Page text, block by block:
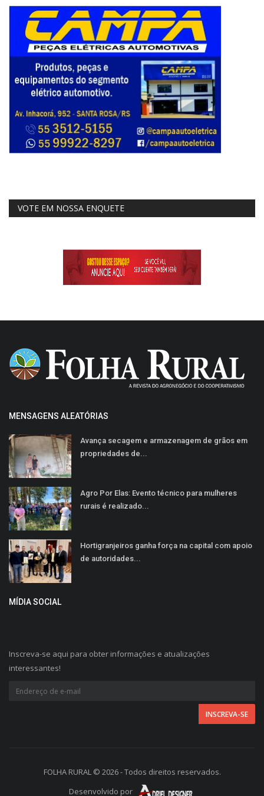
VOTE EM NOSSA ENQUETE
MENSAGENS ALEATÓRIAS
Avança secagem e armazenagem de grãos em
propriedades de...
Agro Por Elas: Evento técnico para mulheres
rurais é realizado...
Hortigranjeiros ganha força na capital com apoio
de autoridades...
MÍDIA SOCIAL
Inscreva-se aqui para obter informações e atualizações
interessantes!
FOLHA RURAL © 2026 - Todos direitos reservados.
Desenvolvido por